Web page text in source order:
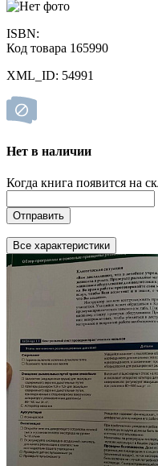
ISBN:
Код товара 165990
XML_ID: 54991
Нет в наличии
Когда книга появится на
Отправить
Все характеристики